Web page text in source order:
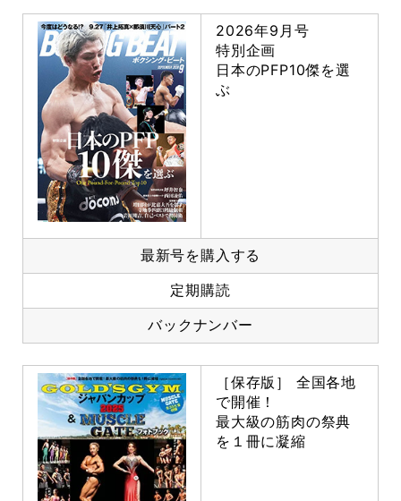
2026年9月号
特別企画
日本のPFP10傑を選
ぶ
最新号を購入する
定期購読
バックナンバー
［保存版］ 全国各地
で開催！
最大級の筋肉の祭典
を１冊に凝縮